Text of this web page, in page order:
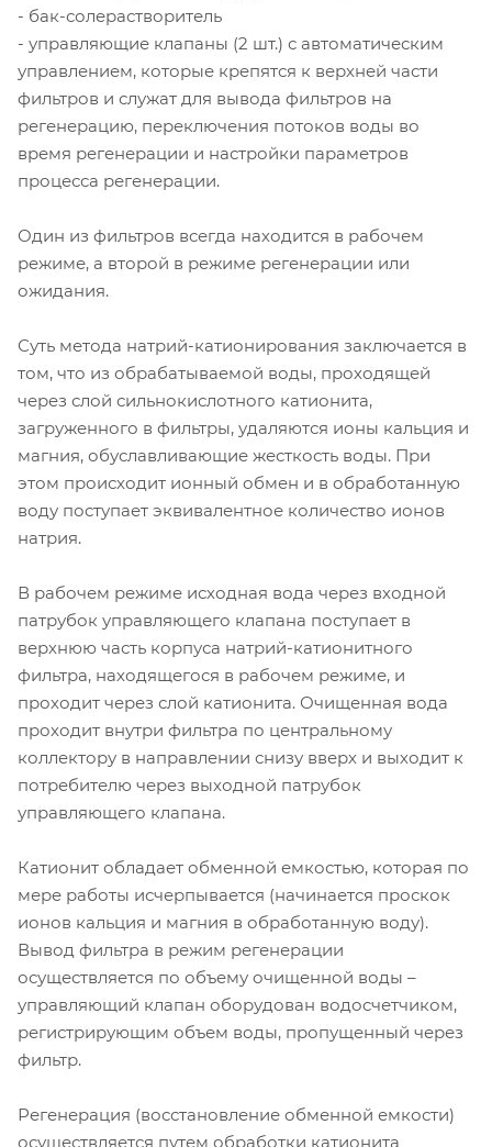
- бак-солерастворитель
- управляющие клапаны (2 шт.) с автоматическим
управлением, которые крепятся к верхней части
фильтров и служат для вывода фильтров на
регенерацию, переключения потоков воды во
время регенерации и настройки параметров
процесса регенерации.
Один из фильтров всегда находится в рабочем
режиме, а второй в режиме регенерации или
ожидания.
Суть метода натрий-катионирования заключается в
том, что из обрабатываемой воды, проходящей
через слой сильнокислотного катионита,
загруженного в фильтры, удаляются ионы кальция и
магния, обуславливающие жесткость воды. При
этом происходит ионный обмен и в обработанную
воду поступает эквивалентное количество ионов
натрия.
В рабочем режиме исходная вода через входной
патрубок управляющего клапана поступает в
верхнюю часть корпуса натрий-катионитного
фильтра, находящегося в рабочем режиме, и
проходит через слой катионита. Очищенная вода
проходит внутри фильтра по центральному
коллектору в направлении снизу вверх и выходит к
потребителю через выходной патрубок
управляющего клапана.
Катионит обладает обменной емкостью, которая по
мере работы исчерпывается (начинается проскок
ионов кальция и магния в обработанную воду).
Вывод фильтра в режим регенерации
осуществляется по объему очищенной воды –
управляющий клапан оборудован водосчетчиком,
регистрирующим объем воды, пропущенный через
фильтр.
Регенерация (восстановление обменной емкости)
осуществляется путем обработки катионита